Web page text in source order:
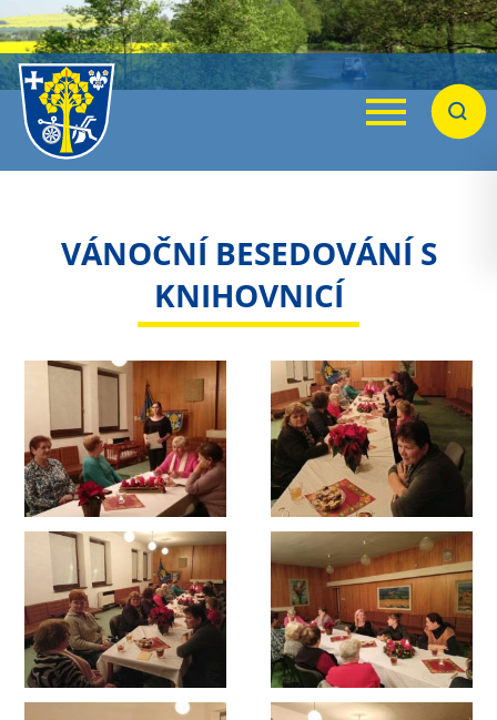
Menu
VÁNOČNÍ BESEDOVÁNÍ S
KNIHOVNICÍ